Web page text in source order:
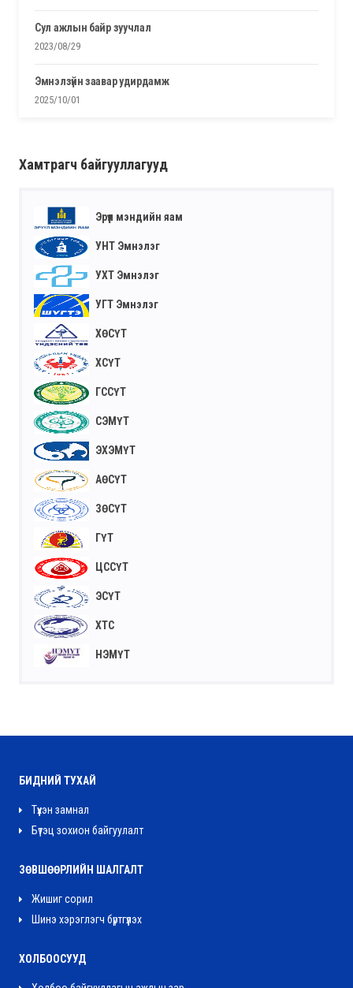
сул ажлын байр зуучлал
2023/08/29
эмнэлзүйн заавар удирдамж
2025/10/01
Хамтрагч байгууллагууд
Эрүүл мэндийн яам
УНТ Эмнэлэг
УХТ Эмнэлэг
УГТ Эмнэлэг
ХӨСҮТ
ХСҮТ
ГССҮТ
СЭМҮТ
ЭХЭМҮТ
АӨСҮТ
ЗӨСҮТ
ГҮТ
ЦССҮТ
ЭСҮТ
ХТС
НЭМҮТ
БИДНИЙ ТУХАЙ
Түүхэн замнал
Бүтэц зохион байгуулалт
ЗӨВШӨӨРЛИЙН ШАЛГАЛТ
Жишиг сорил
Шинэ хэрэглэгч бүртгүүлэх
ХОЛБООСУУД